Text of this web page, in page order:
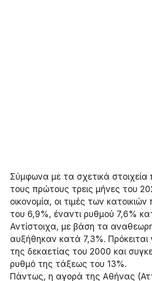
Σύμφωνα με τα σχετικά
τους πρώτους τρεις μήνες του
οικονομία, οι τιμές των
του 6,9%, έναντι ρυθμού 7,6%
Αντίστοιχα, με βάση τα
αυξήθηκαν κατά 7,3%.
της δεκαετίας του 2000 και
ρυθμό της τάξεως του 13%.
Πάντως, η αγορά της Αθήνας